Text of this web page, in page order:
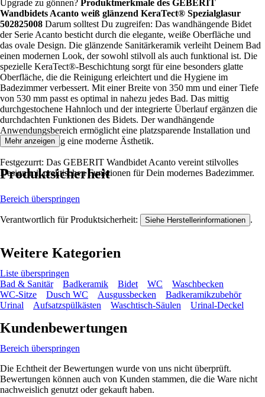
Upgrade zu gönnen? Produktmerkmale des GEBERIT
Wandbidets Acanto weiß glänzend KeraTect® Spezialglasur
502825008 Darum solltest Du zugreifen: Das wandhängende Bidet
der Serie Acanto besticht durch die elegante, weiße Oberfläche und
das ovale Design. Die glänzende Sanitärkeramik verleiht Deinem Bad
einen modernen Look, der sowohl stilvoll als auch funktional ist. Die
spezielle KeraTect®-Beschichtung sorgt für eine besonders glatte
Oberfläche, die die Reinigung erleichtert und die Hygiene im
Badezimmer verbessert. Mit einer Breite von 350 mm und einer Tiefe
von 530 mm passt es optimal in nahezu jedes Bad. Das mittig
durchgestochene Hahnloch und der integrierte Überlauf ergänzen die
durchdachten Funktionen des Bidets. Der wandhängende
Anwendungsbereich ermöglicht eine platzsparende Installation und
bietet gleichzeitig eine moderne Ästhetik.
Festgezurrt: Das GEBERIT Wandbidet Acanto vereint stilvolles
Design mit praktischen Funktionen für Dein modernes Badezimmer.
Mehr anzeigen
Produktsicherheit
Bereich überspringen
Verantwortlich für Produktsicherheit: Siehe Herstellerinformationen .
Weitere Kategorien
Liste überspringen
Bad & Sanitär
Badkeramik Bidet WC
Waschbecken
WC-Sitze
Dusch WC Ausgussbecken
Badkeramikzubehör
Urinal
Aufsatzspülkästen Waschtisch-Säulen Urinal-Deckel
Kundenbewertungen
Bereich überspringen
Die Echtheit der Bewertungen wurde von uns nicht überprüft.
Bewertungen können auch von Kunden stammen, die die Ware nicht
nachweislich genutzt oder gekauft haben.